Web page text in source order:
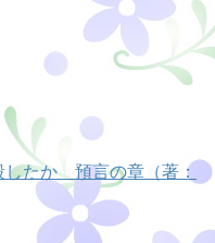
したか 預言の章（著：